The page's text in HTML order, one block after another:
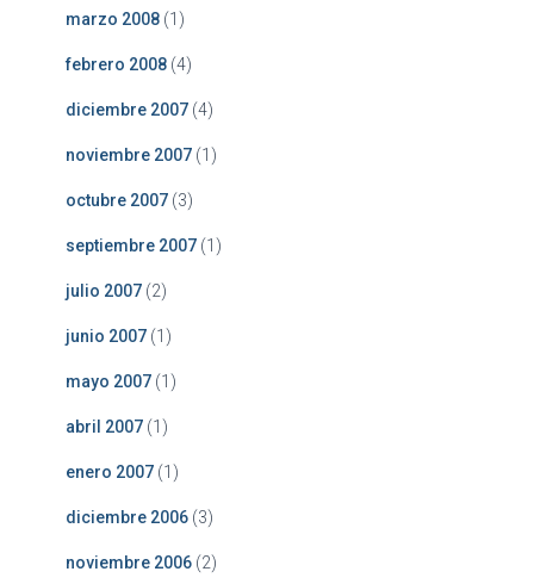
marzo 2008 (1)
febrero 2008 (4)
diciembre 2007 (4)
noviembre 2007 (1)
octubre 2007 (3)
septiembre 2007 (1)
julio 2007 (2)
junio 2007 (1)
mayo 2007 (1)
abril 2007 (1)
enero 2007 (1)
diciembre 2006 (3)
noviembre 2006 (2)